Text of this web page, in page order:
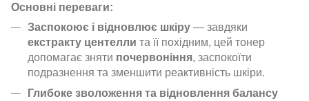
Основні переваги:
Заспокоює і відновлює шкіру — завдяки
екстракту центелли та її похідним, цей тонер
допомагає зняти почервоніння, заспокоїти
подразнення та зменшити реактивність шкіри.
Глибоке зволоження та відновлення балансу